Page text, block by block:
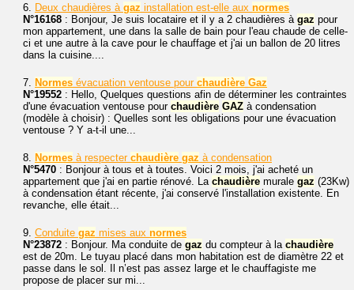
6. Deux chaudières à gaz installation est-elle aux normes
N°16168 : Bonjour, Je suis locataire et il y a 2 chaudières à gaz pour
mon appartement, une dans la salle de bain pour l'eau chaude de celle-
ci et une autre à la cave pour le chauffage et j'ai un ballon de 20 litres
dans la cuisine....
7. Normes évacuation ventouse pour chaudière Gaz
N°19552 : Hello, Quelques questions afin de déterminer les contraintes
d'une évacuation ventouse pour chaudière GAZ à condensation
(modèle à choisir) : Quelles sont les obligations pour une évacuation
ventouse ? Y a-t-il une...
8. Normes à respecter chaudière gaz à condensation
N°5470 : Bonjour à tous et à toutes. Voici 2 mois, j'ai acheté un
appartement que j'ai en partie rénové. La chaudière murale gaz (23Kw)
à condensation étant récente, j'ai conservé l'installation existente. En
revanche, elle était...
9. Conduite gaz mises aux normes
N°23872 : Bonjour. Ma conduite de gaz du compteur à la chaudière
est de 20m. Le tuyau placé dans mon habitation est de diamètre 22 et
passe dans le sol. Il n’est pas assez large et le chauffagiste me
propose de placer sur mi...